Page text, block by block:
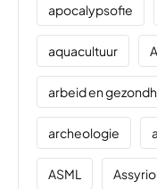
apocalypsofie
aquacultuur
arbeid en
archeologie
ASML